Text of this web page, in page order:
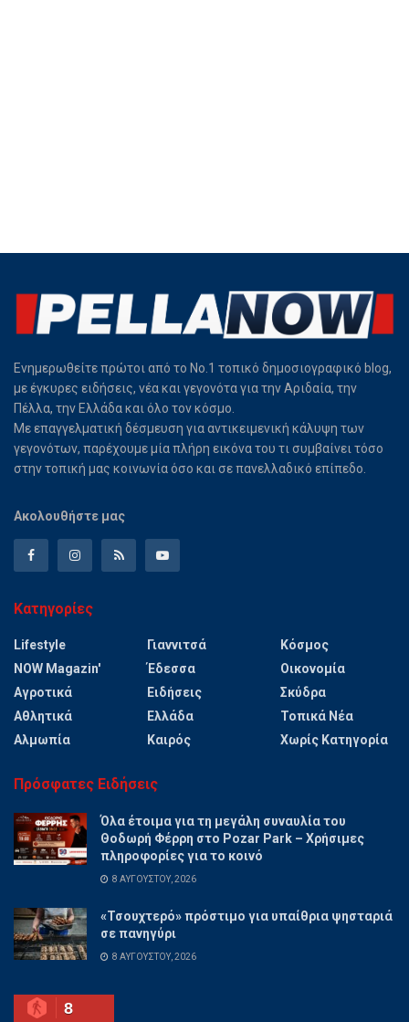
Ενημερωθείτε πρώτοι από το Νο.1 τοπικό δημοσιογραφικό blog,
με έγκυρες ειδήσεις, νέα και γεγονότα για την Αριδαία, την
Πέλλα, την Ελλάδα και όλο τον κόσμο.
Με επαγγελματική δέσμευση για αντικειμενική κάλυψη των
γεγονότων, παρέχουμε μία πλήρη εικόνα του τι συμβαίνει τόσο
στην τοπική μας κοινωνία όσο και σε πανελλαδικό επίπεδο.
Ακολουθήστε μας
Κατηγορίες
Lifestyle
NOW Magazin'
Αγροτικά
Αθλητικά
Αλμωπία
Γιαννιτσά
Έδεσσα
Ειδήσεις
Ελλάδα
Καιρός
Κόσμος
Οικονομία
Σκύδρα
Τοπικά Νέα
Χωρίς Κατηγορία
Πρόσφατες Ειδήσεις
Όλα έτοιμα για τη μεγάλη συναυλία του
Θοδωρή Φέρρη στο Pozar Park – Χρήσιμες
πληροφορίες για το κοινό
8 ΑΥΓΟΎΣΤΟΥ, 2026
«Τσουχτερό» πρόστιμο για υπαίθρια ψησταριά
σε πανηγύρι
8 ΑΥΓΟΎΣΤΟΥ, 2026
8